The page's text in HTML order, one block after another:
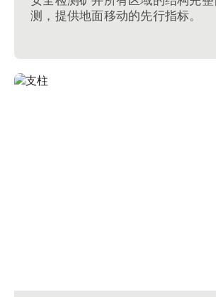
测，提供地面移动的先行指标。